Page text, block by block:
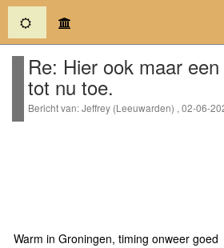
(current)
Re: Hier ook maar
tot nu toe.
Bericht van: Jeffrey (Leeuwarden) , 02-06-
Warm in Groningen, timing onweer goed